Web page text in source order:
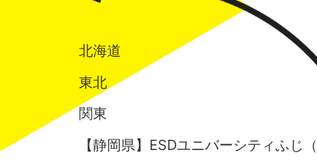
北海道
東北
関東
【静岡県】ESDユニバーシティふじ（